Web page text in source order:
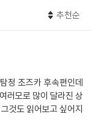
와 사코는 중간중간
고고히 이어져온 ‘작
하나다. 추리소설 역
감정을 폭발시키기
추천순
정 조즈카 후속편인데
러모로 많이 달라진 상
것도 읽어보고 싶어지